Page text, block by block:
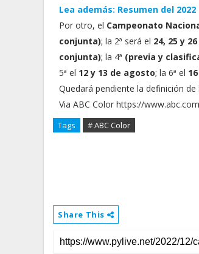
Lea además: Resumen del
Por otro, el Campeonato
conjunta); la 2ª será el 24, 25 y
conjunta); la 4ª (previa y
5ª el 12 y 13 de agosto; la 6ª el
Quedará pendiente la definición
Via ABC Color https://
Tags # ABC Color
Share This